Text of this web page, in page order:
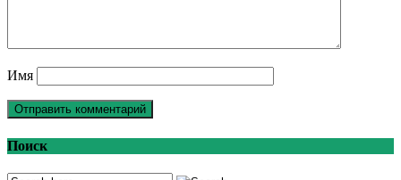
Имя
Поиск